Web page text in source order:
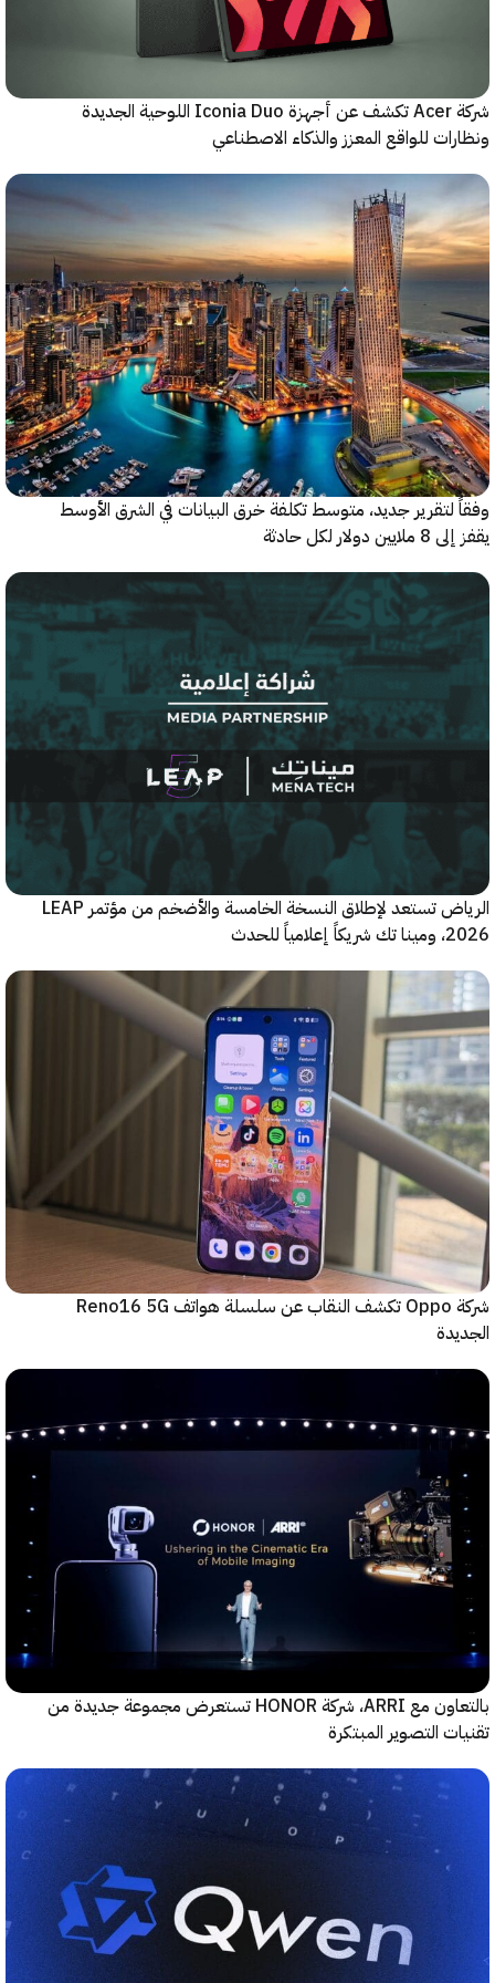
شركة Acer تكشف عن أجهزة Iconia Duo اللوحية الجديدة
للواقع المعزز والذكاء الاصطناعي
جديد، متوسط تكلفة خرق البيانات في الشرق الأوسط
لكل حادثة
الرياض تستعد لإطلاق النسخة الخامسة والأضخم من مؤتمر LEAP
للحدث
شركة Oppo تكشف النقاب عن سلسلة هواتف Reno16 5G
بالتعاون مع ARRI، شركة HONOR تستعرض مجموعة جديدة من
التصوير المبتكرة